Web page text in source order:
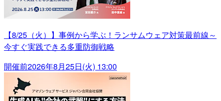
【8/25（火）】事例から学ぶ！ランサムウェア対策最前線～
今すぐ実践できる多重防御戦略
開催前2026年8月25日(火) 13:00